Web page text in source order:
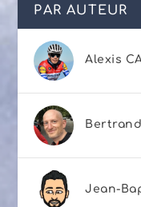
PAR AUTEUR
Alexis
Bertrand
Jean-